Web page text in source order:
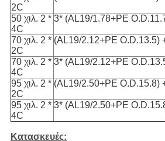
2C
50 χιλ. 2 *
4C
3* (AL19/1.78+PE
70 χιλ. 2 *
2C
(AL19/2.12+PE O.D.13.5)
70 χιλ. 2 *
4C
3* (AL19/2.12+PE
95 χιλ. 2 *
2C
(AL19/2.50+PE O.D.15.8)
95 χιλ. 2 *
4C
3* (AL19/2.50+PE
Κατασκευές: